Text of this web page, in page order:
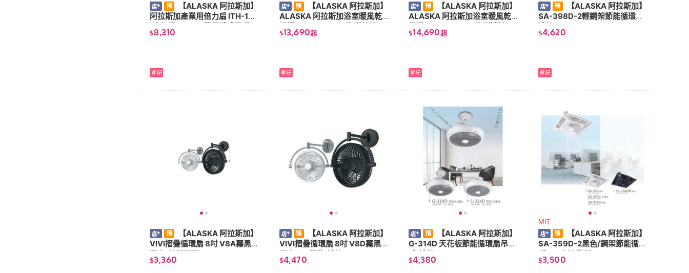
【ALASKA 阿拉斯加】
阿拉斯加產業用倍力扇 ITH-14
(進氣型110v)工業用壁式風扇
$8,310
登記
【ALASKA 阿拉斯加】
ALASKA 阿拉斯加浴室暖風乾
燥機968SKP(PTC 陶磁線控) 1
10V/220V-可加電動逆止閥AB-
$13,690起
登記
【ALASKA 阿拉斯加】
ALASKA 阿拉斯加浴室暖風乾
燥機968SRP(PTC 陶磁遙控) 1
10V/220V-可加電動逆止閥AB-
$14,690起
登記
【ALASKA 阿拉斯加】
SA-398D-2輕鋼架節能循環扇-
遙控
$4,620
登記
【ALASKA 阿拉斯加】
VIVI摺疊循環扇 8吋 V8A霧黑/
霧白(拉繩開關)
$3,360
【ALASKA 阿拉斯加】
VIVI摺疊循環扇 8吋 V8D霧黑/
霧白(DC節能/遙控)
$4,470
【ALASKA 阿拉斯加】
G-314D 天花板節能循環扇吊管
式/遙控)
$4,380
MIT
【ALASKA 阿拉斯加】
SA-359D-2黑色/鋼架節能循環
扇(DC直流變頻)
$3,500